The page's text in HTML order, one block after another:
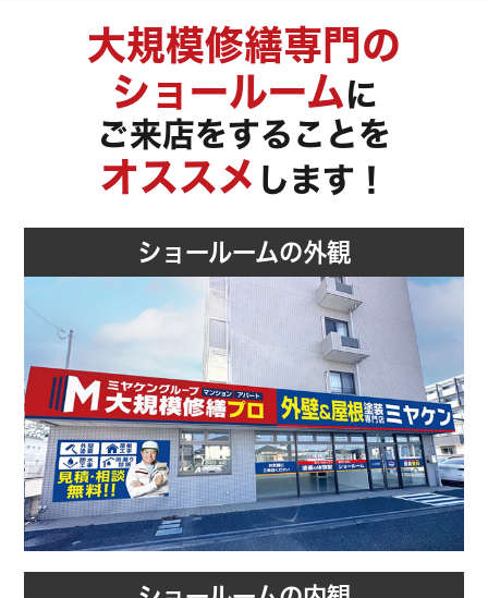
大規模修繕専門の
ショールーム に
ご来店をすることを
オススメ します！
ショールームの外観